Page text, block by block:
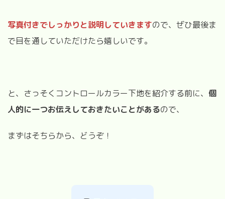
写真付きでしっかりと説明していきますので、ぜひ最後ま
で目を通していただけたら嬉しいです。
と、さっそくコントロールカラー下地を紹介する前に、 個
人的に一つお伝えしておきたいことがあるので、
まずはそちらから、どうぞ！